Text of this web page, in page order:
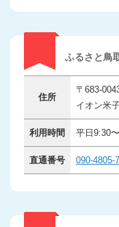
ふるさと鳥
住所
〒683-
イオン米
利用時間 平日9:30
直通番号 090-4805-